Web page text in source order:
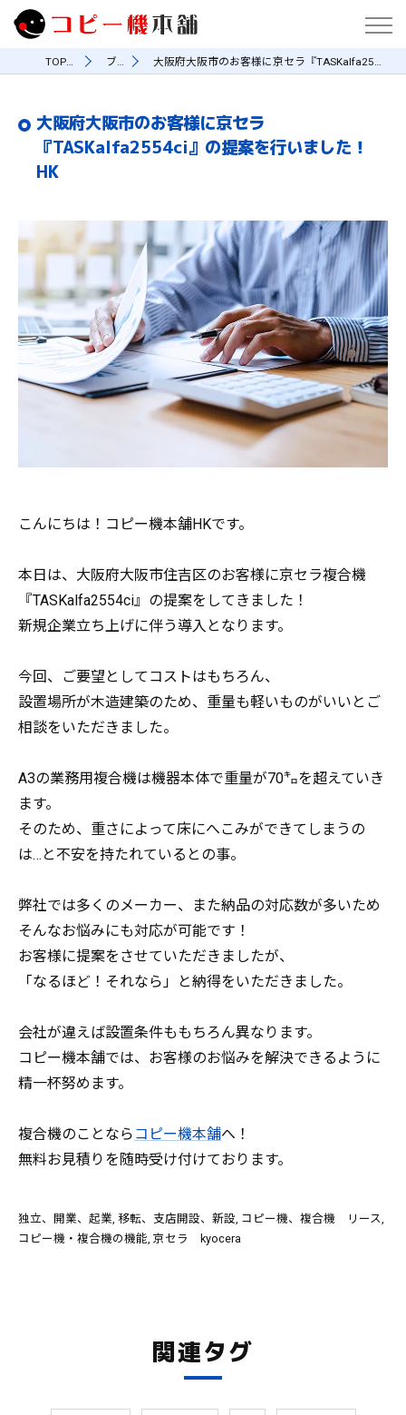
TOPページ ブログ 大阪府大阪市のお客様に京セラ『TASKalfa2554ci』の提案を行いました！HK
大阪府大阪市のお客様に京セラ
『TASKalfa2554ci』の提案を行いました！
HK
こんにちは！コピー機本舗HKです。
本日は、大阪府大阪市住吉区のお客様に京セラ複合機
『TASKalfa2554ci』の提案をしてきました！
新規企業立ち上げに伴う導入となります。
今回、ご要望としてコストはもちろん、
設置場所が木造建築のため、重量も軽いものがいいとご
相談をいただきました。
A3の業務用複合機は機器本体で重量が70㌔を超えていき
ます。
そのため、重さによって床にへこみができてしまうの
は…と不安を持たれているとの事。
弊社では多くのメーカー、また納品の対応数が多いため
そんなお悩みにも対応が可能です！
お客様に提案をさせていただきましたが、
「なるほど！それなら」と納得をいただきました。
会社が違えば設置条件ももちろん異なります。
コピー機本舗では、お客様のお悩みを解決できるように
精一杯努めます。
複合機のことなら コピー機本舗へ！
無料お見積りを随時受け付けております。
独立、開業、起業 移転、支店開設、新設 コピー機、複合機 リース
コピー機・複合機の機能 京セラ kyocera
関連タグ